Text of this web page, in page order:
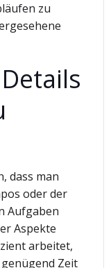
zu
dass man
oder der
Aufgaben
Aspekte
arbeitet,
Zeit